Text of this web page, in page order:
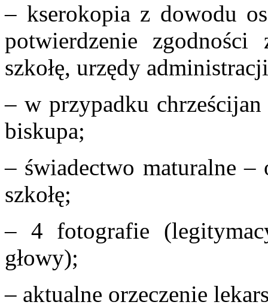
– kserokopia z dowodu
potwierdzenie zgodności
szkołę, urzędy
– w przypadku
biskupa;
– świadectwo maturalne
szkołę;
– 4 fotografie
głowy);
– aktualne orzeczenie